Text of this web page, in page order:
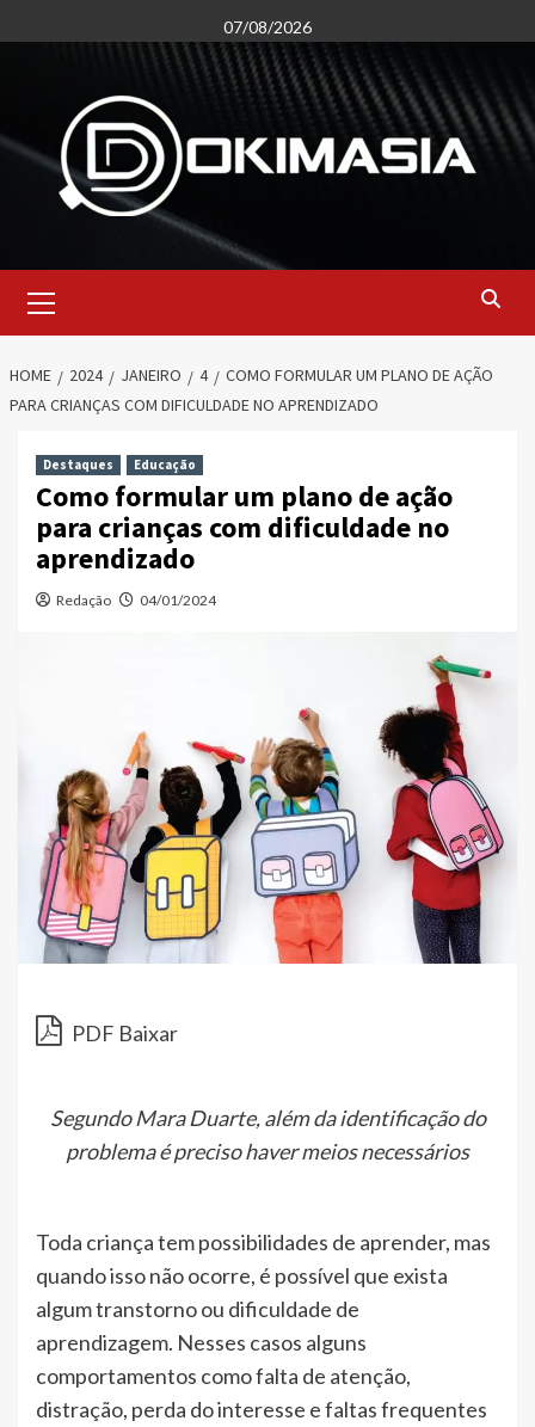
to
07/08/2026
Menu
HOME 2024 JANEIRO 4
COMO FORMULAR UM PLANO DE AÇÃO
PARA CRIANÇAS COM DIFICULDADE NO APRENDIZADO
Destaques Educação
Como formular um plano de ação
para crianças com dificuldade no
aprendizado
Redação 04/01/2024
PDF Baixar
Segundo Mara Duarte, além da identificação do
problema é preciso haver meios necessários
Toda criança tem possibilidades de aprender, mas
quando isso não ocorre, é possível que exista
algum transtorno ou dificuldade de
aprendizagem. Nesses casos alguns
comportamentos como falta de atenção,
distração, perda do interesse e faltas frequentes